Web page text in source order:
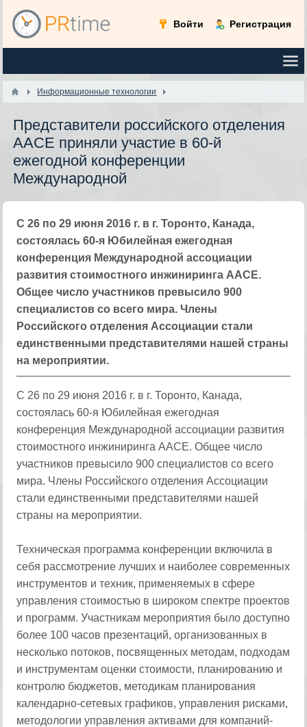
Войти Регистрация
Информационные технологии
Представители российского отделения
AACE приняли участие в 60-й
ежегодной конференции
Международной
С 26 по 29 июня 2016 г. в г. Торонто, Канада,
состоялась 60-я Юбилейная ежегодная
конференция Международной ассоциации
развития стоимостного инжиниринга AACE.
Общее число участников превысило 900
специалистов со всего мира. Члены
Российского отделения Ассоциации стали
единственными представителями нашей страны
на мероприятии.
С 26 по 29 июня 2016 г. в г. Торонто, Канада,
состоялась 60-я Юбилейная ежегодная
конференция Международной ассоциации развития
стоимостного инжиниринга AACE. Общее число
участников превысило 900 специалистов со всего
мира. Члены Российского отделения Ассоциации
стали единственными представителями нашей
страны на мероприятии.
Техническая программа конференции включила в
себя рассмотрение лучших и наиболее современных
инструментов и техник, применяемых в сфере
управления стоимостью в широком спектре проектов
и программ. Участникам мероприятия было доступно
более 100 часов презентаций, организованных в
несколько потоков, посвященных методам, подходам
и инструментам оценки стоимости, планированию и
контролю бюджетов, методикам планирования
календарно-сетевых графиков, управления рисками,
методологии управления активами для компаний-